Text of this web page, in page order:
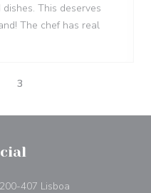
This deserves
The chef has real
3
407 Lisboa